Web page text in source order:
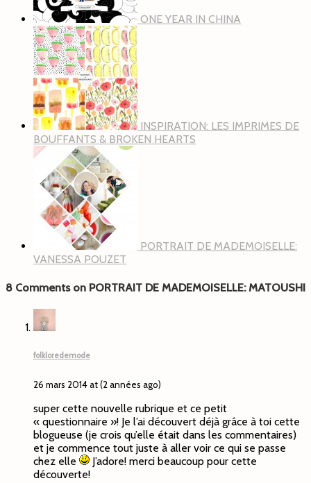
ONE YEAR IN CHINA
INSPIRATION: LES IMPRIMES DE
BOUFFANTS & BROKEN HEARTS
PORTRAIT DE MADEMOISELLE:
VANESSA POUZET
8 Comments on PORTRAIT DE MADEMOISELLE: MATOUSHI
folkloredemode
26 mars 2014 at (2 années ago)
super cette nouvelle rubrique et ce petit
« questionnaire »! Je l’ai découvert déjà grâce à toi cette
blogueuse (je crois qu’elle était dans les commentaires)
et je commence tout juste à aller voir ce qui se passe
chez elle
J’adore! merci beaucoup pour cette
découverte!